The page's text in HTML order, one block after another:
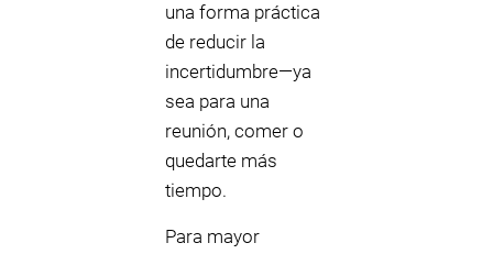
una forma práctica
de reducir la
incertidumbre—ya
sea para una
reunión, comer o
quedarte más
tiempo.
Para mayor